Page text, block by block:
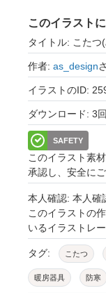
このイラスト
タイトル: こたつ
作者: as_design
イラストのID:
ダウンロード: 3回
SAFETY
このイラスト素
承認し、安全に
本人確認: 本人確
このイラストの
いるイラストレー
タグ: こたつ
暖房器具 防寒